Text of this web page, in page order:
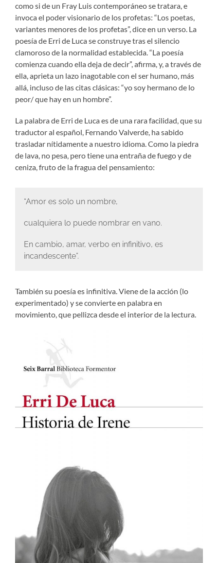
como si de un Fray Luis contemporáneo se tratara, e
invoca el poder visionario de los profetas: “Los poetas,
variantes menores de los profetas”, dice en un verso. La
poesía de Erri de Luca se construye tras el silencio
clamoroso de la normalidad establecida. “La poesía
comienza cuando ella deja de decir”, afirma, y, a través de
ella, aprieta un lazo inagotable con el ser humano, más
allá, incluso de las citas clásicas: “yo soy hermano de lo
peor/ que hay en un hombre”.
La palabra de Erri de Luca es de una rara facilidad, que su
traductor al español, Fernando Valverde, ha sabido
trasladar nítidamente a nuestro idioma. Como la piedra
de lava, no pesa, pero tiene una entraña de fuego y de
ceniza, fruto de la fragua del pensamiento:
“Amor es solo un nombre,
cualquiera lo puede nombrar en vano.
En cambio, amar, verbo en infinitivo, es
incandescente”.
También su poesía es infinitiva. Viene de la acción (lo
experimentado) y se convierte en palabra en
movimiento, que pellizca desde el interior de la lectura.